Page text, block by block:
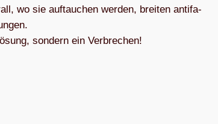
wo sie auf­tau­chen wer­den, brei­ten anti­fa­
son­dern ein Verbrechen!